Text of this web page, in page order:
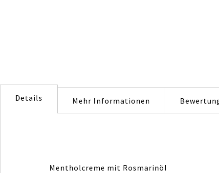
Details
Mentholcreme mit Rosmarinöl
Mehr Informationen